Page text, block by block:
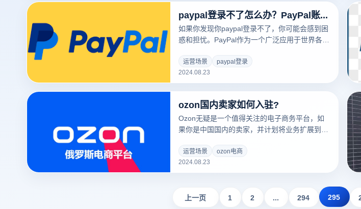
疑问，并为您提供完整的注册流程指南。
paypal登录不了怎么办？PayPal账户为什么会受到限制?
如果你发现你paypal登录不了，你可能会感到困
惑和担忧。PayPal作为一个广泛应用于世界各地
限制、密码错误或系统故障。特别是当你的账户
受到限制时，登录和交易的功能可能会受到影
响。本文将讨论为什么PayPal账户受到限制，并
正常使用。
运营场景
paypal登录
2024.08.23
ozon国内卖家如何入驻?
Ozon无疑是一个值得关注的电子商务平台，如
果你是中国国内的卖家，并计划将业务扩展到俄
商务平台，为国际卖家提供了丰富的市场机会和
完善的物流支持。你需要了解一些关键的步骤和
要求，才能在Ozon成功入驻并开展业务。本文
将详细介绍中国卖家如何成功ozon电商入驻，帮
助您迈出国际市场的第一步，抓住俄罗斯市场的
运营场景
ozon电商
2024.08.23
上一页 1 2 ... 294 295